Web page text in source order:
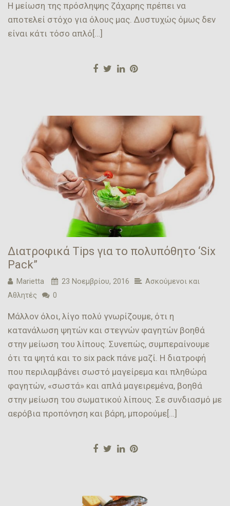
Η μείωση της πρόσληψης ζάχαρης πρέπει να
αποτελεί στόχο για όλους μας. Δυστυχώς όμως δεν
είναι κάτι τόσο απλό[…]
Διατροφικά Tips για το πολυπόθητο ‘Six
Pack”
Marietta 23 Νοεμβρίου, 2016
Ασκούμενοι και
Αθλητές
0
Μάλλον όλοι, λίγο πολύ γνωρίζουμε, ότι η
κατανάλωση ψητών και στεγνών φαγητών βοηθά
στην μείωση του λίπους. Συνεπώς, συμπεραίνουμε
ότι τα ψητά και το six pack πάνε μαζί. Η διατροφή
που περιλαμβάνει σωστό μαγείρεμα και πληθώρα
φαγητών, «σωστά» και απλά μαγειρεμένα, βοηθά
στην μείωση του σωματικού λίπους. Σε συνδιασμό με
αερόβια προπόνηση και βάρη, μπορούμε[…]